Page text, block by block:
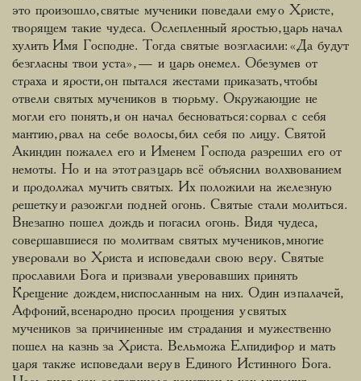
это произошло, святые мученики поведали ему о Христе,
творящем такие чудеса. Ослепленный яростью, царь начал
хулить Имя Господне. Тогда святые возгласили: «Да будут
безгласны твои уста», — и царь онемел. Обезумев от
страха и ярости, он пытался жестами приказать, чтобы
отвели святых мучеников в тюрьму. Окружающие не
могли его понять, и он начал бесноваться: сорвал с себя
мантию, рвал на себе волосы, бил себя по лицу. Святой
Акиндин пожалел его и Именем Господа разрешил его от
немоты. Но и на этот раз царь всё объяснил волхвованием
и продолжал мучить святых. Их положили на железную
решетку и разожгли под ней огонь. Святые стали молиться.
Внезапно пошел дождь и погасил огонь. Видя чудеса,
совершавшиеся по молитвам святых мучеников, многие
уверовали во Христа и исповедали свою веру. Святые
прославили Бога и призвали уверовавших принять
Крещение дождем, ниспосланным на них. Один из палачей,
Аффоний, всенародно просил прощения у святых
мучеников за причиненные им страдания и мужественно
пошел на казнь за Христа. Вельможа Елпидифор и мать
царя также исповедали веру в Единого Истинного Бога.